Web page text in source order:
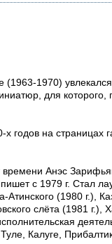
(1963-1970)
для
годов на страницах
Анэс
с 1979 г. Стал
(1980 г.),
Калуге,